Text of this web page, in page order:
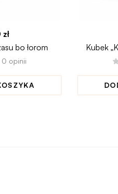
zł
bo łorom
0 opinii
Kubek